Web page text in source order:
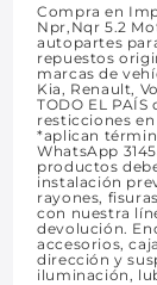
Compra en
Npr,Nqr 5.2
autopartes
repuestos
marcas de
Kia, Renault,
TODO EL
resticciones en
*aplican
WhatsApp
productos
instalación
rayones,
con nuestra
devolución.
accesorios,
dirección y
iluminación,